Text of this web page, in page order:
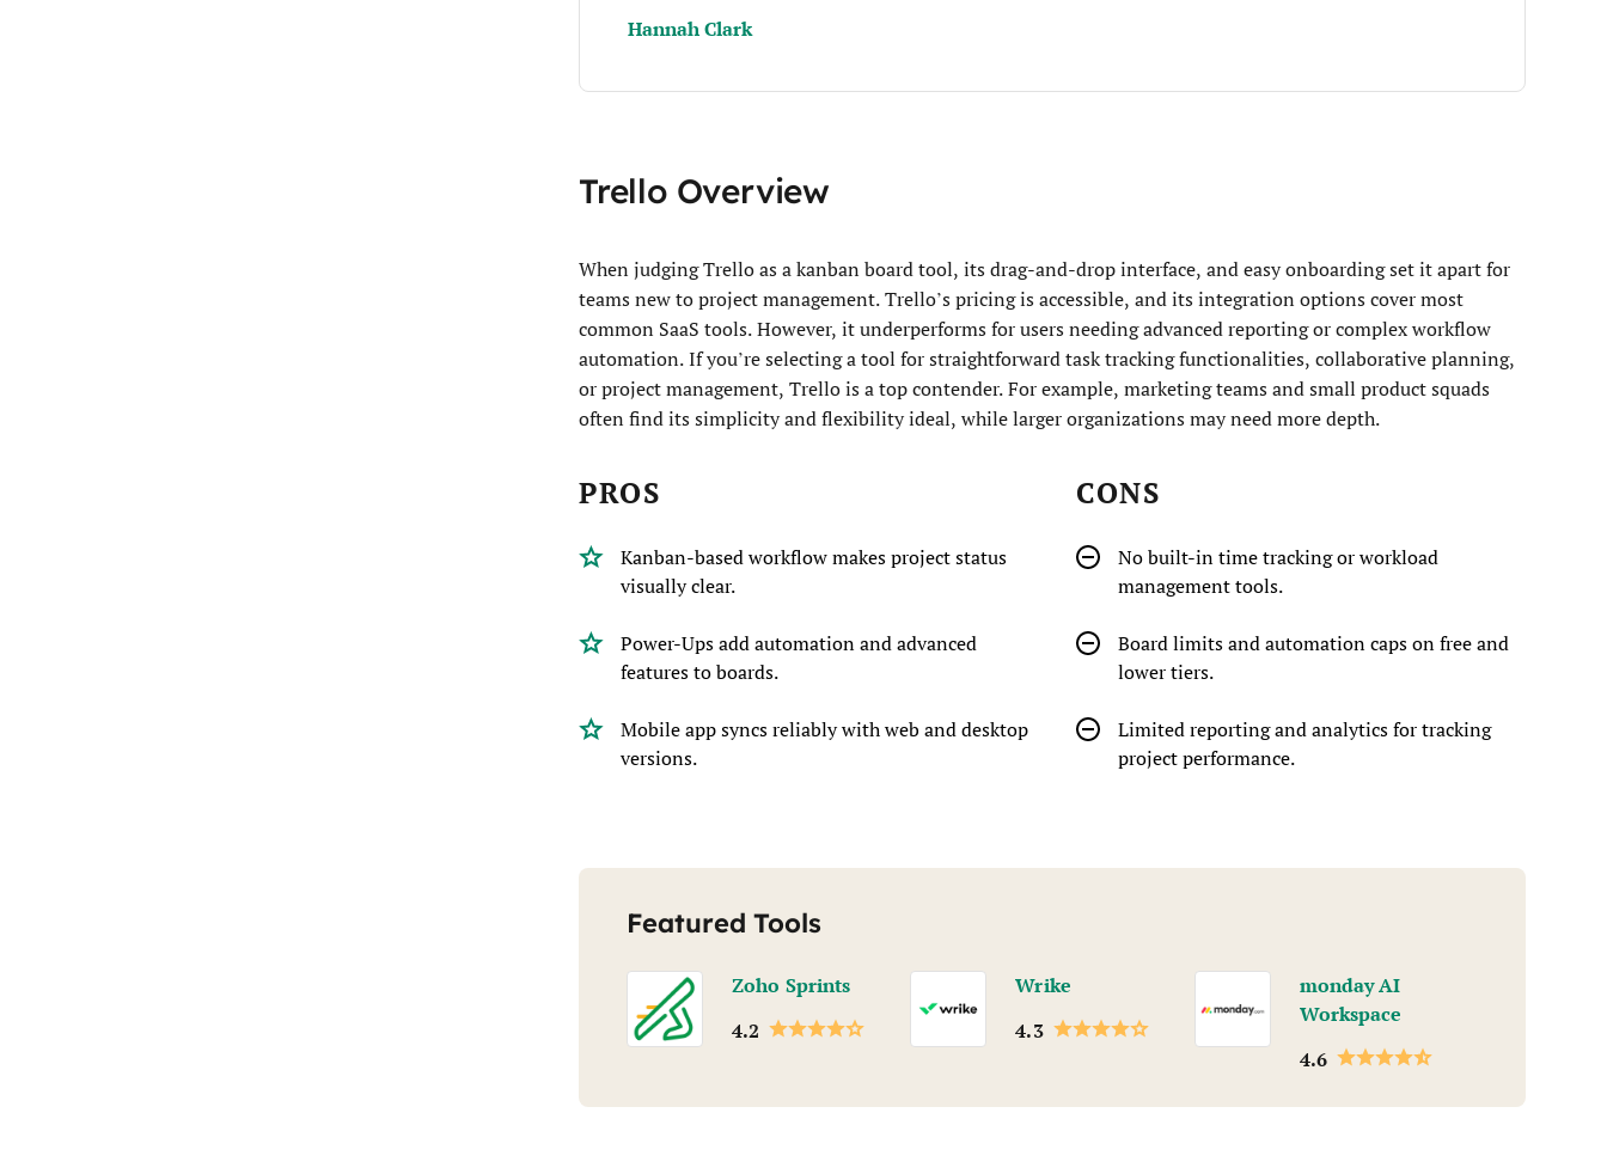
Hannah Clark
Trello Overview
When judging Trello as a kanban board tool, its drag-and-drop interface, and easy onboarding set it apart for
teams new to project management. Trello’s pricing is accessible, and its integration options cover most
common SaaS tools. However, it underperforms for users needing advanced reporting or complex workflow
automation. If you’re selecting a tool for straightforward task tracking functionalities, collaborative planning,
or project management, Trello is a top contender. For example, marketing teams and small product squads
often find its simplicity and flexibility ideal, while larger organizations may need more depth.
PROS
Kanban-based workflow makes project status
visually clear.
Power-Ups add automation and advanced
features to boards.
Mobile app syncs reliably with web and desktop
versions.
CONS
No built-in time tracking or workload
management tools.
Board limits and automation caps on free and
lower tiers.
Limited reporting and analytics for tracking
project performance.
Featured Tools
Zoho Sprints
4.2
Wrike
4.3
monday AI
Workspace
4.6